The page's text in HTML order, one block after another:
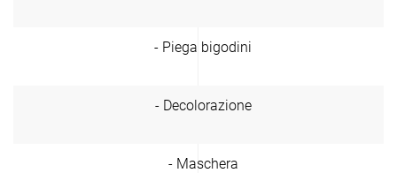
- Piega bigodini
- Decolorazione
- Maschera